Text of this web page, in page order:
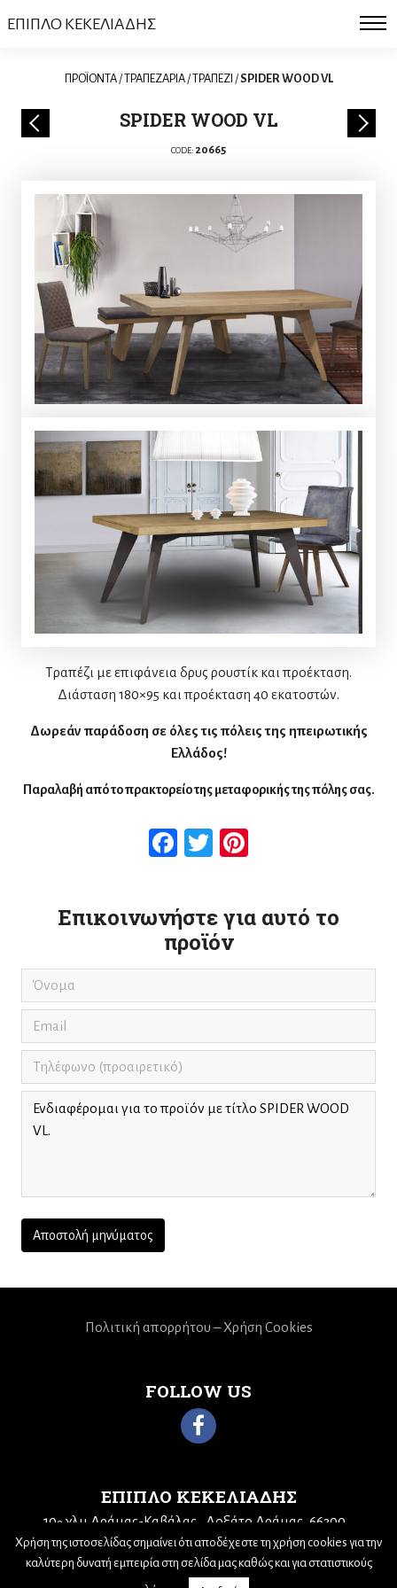
ΕΠΙΠΛΟ ΚΕΚΕΛΙΑΔΗΣ
ΠΡΟΪΟΝΤΑ/ΤΡΑΠΕΖΑΡΙΑ/ΤΡΑΠΕΖΙ /SPIDER WOOD VL
SPIDER WOOD VL
CODE: 20665
Τραπέζι με επιφάνεια δρυς ρουστίκ και προέκταση.
Διάσταση 180×95 και προέκταση 40 εκατοστών.
Δωρεάν παράδοση σε όλες τις πόλεις της ηπειρωτικής
Ελλάδος!
Παραλαβή από το πρακτορείο της μεταφορικής της πόλης σας.
Facebook
Twitter
Επικοινωνήστε για αυτό το
προϊόν
ΕΠΙΠΛΟ ΚΕΚΕΛΙΑΔΗΣ
10ο χλμ Δράμας-Καβάλας
Δοξάτο Δράμας, 66300
Τηλ: 25210 68943 Email:kekeliadis@otenet.gr
FOLLOW US
Πολιτική απορρήτου – Χρήση Cookies
Χρήση της ιστοσελίδας σημαίνει ότι αποδέχεστε τη χρήση cookies για την
καλύτερη δυνατή εμπειρία στη σελίδα μας καθώς και για στατιστικούς